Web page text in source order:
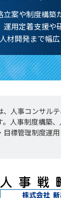
立案や制度構築
運用定着支援や
材開発まで幅
、人事コンサル
。人事制度構築
目標管理制度運